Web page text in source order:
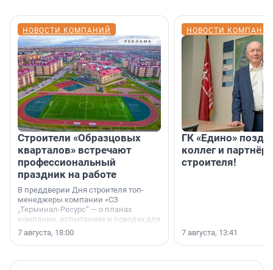
НОВОСТИ КОМПАНИЙ
Строители «Образцовых
кварталов» встречают
профессиональный
праздник на работе
В преддверии Дня строителя топ-
менеджеры компании «СЗ
„Терминал-Ресурс“ — о планах
компании, испытаниях и поводах для
осторожного оптимизма.
7 августа, 18:00
НОВОСТИ
ГК «Едино»
коллег и
строителя!
7 августа, 13:41